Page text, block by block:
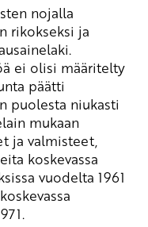
nojalla
rikokseksi ja
ei olisi määritelty
päätti
puolesta niukasti
mukaan
ja valmisteet,
koskevassa
vuodelta 1961